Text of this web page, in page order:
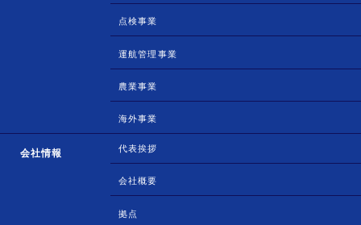
点検事業
運航管理事業
農業事業
海外事業
会社情報 代表挨拶
会社概要
拠点